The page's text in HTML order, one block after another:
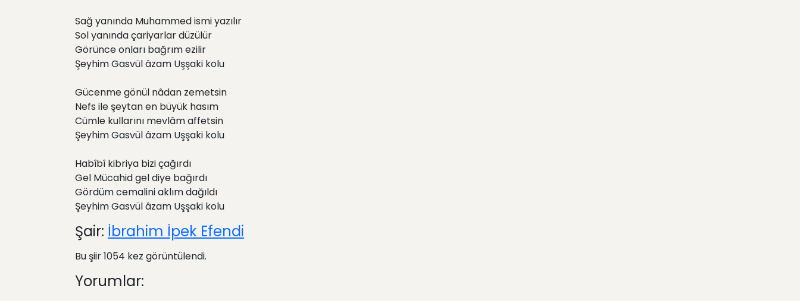
Sağ yanında Muhammed ismi yazılır
Sol yanında çariyarlar düzülür
Görünce onları bağrım ezilir
Şeyhim Gasvül âzam Uşşaki kolu
Gücenme gönül nâdan zemetsin
Nefs ile şeytan en büyük hasım
Cümle kullarını mevlâm affetsin
Şeyhim Gasvül âzam Uşşaki kolu
Habîbî kibriya bizi çağırdı
Gel Mücahid gel diye bağırdı
Gördüm cemalini aklım dağıldı
Şeyhim Gasvül âzam Uşşaki kolu
Şair: İbrahim İpek Efendi
Bu şiir 1054 kez görüntülendi.
Yorumlar: